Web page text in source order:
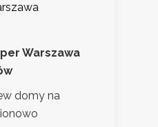
Warszawa
domy na